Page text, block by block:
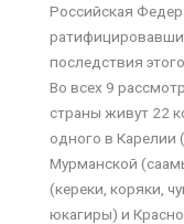
Российская
последствия
Во всех 9
страны живут 22
одного в Карелии
Мурманской
(кереки, коряки,
юкагиры) и